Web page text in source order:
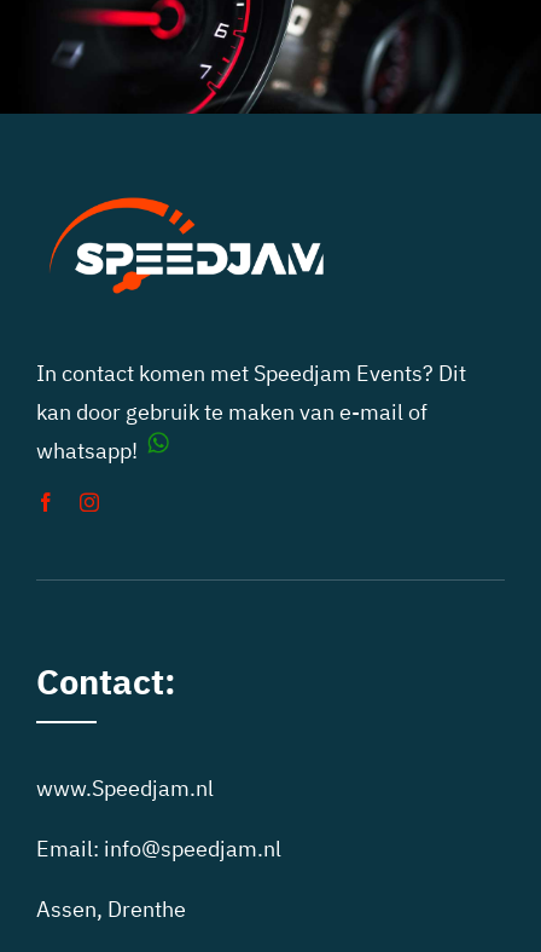
In contact komen met Speedjam Events? Dit
kan door gebruik te maken van e-mailof
whatsapp!
Contact:
www.Speedjam.nl
Email: info@speedjam.nl
Assen, Drenthe